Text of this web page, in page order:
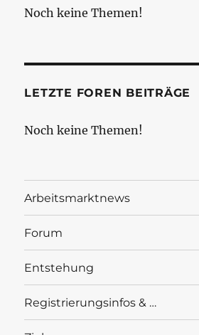
Noch keine Themen!
LETZTE FOREN BEITRÄGE
Noch keine Themen!
Arbeitsmarktnews
Forum
Entstehung
Registrierungsinfos & …